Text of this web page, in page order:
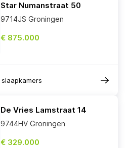
Star Numanstraat 50
9714JS Groningen
€ 875.000
slaapkamers
De Vries Lamstraat 14
9744HV Groningen
€ 329.000